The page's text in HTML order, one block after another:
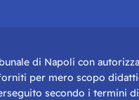
di Napoli con
per mero scopo
secondo i termini